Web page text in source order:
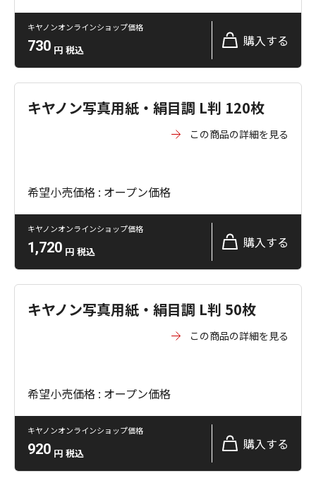
キヤノンオンラインショップ価格
730 円 税込
購入する
キヤノン写真用紙・絹目調 L判 120枚
この商品の詳細を見る
希望小売価格 : オープン価格
キヤノンオンラインショップ価格
1,720 円 税込
購入する
キヤノン写真用紙・絹目調 L判 50枚
この商品の詳細を見る
希望小売価格 : オープン価格
キヤノンオンラインショップ価格
920 円 税込
購入する